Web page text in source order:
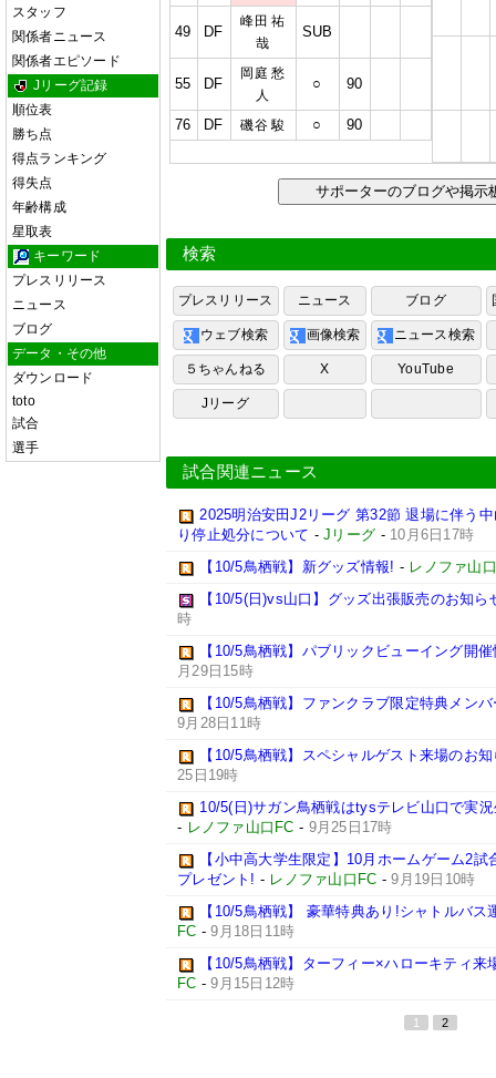
スタッフ
関係者ニュース
関係者エピソード
Jリーグ記録
順位表
勝ち点
得点ランキング
得失点
年齢構成
星取表
キーワード
プレスリリース
ニュース
ブログ
データ・その他
ダウンロード
toto
試合
選手
49 DF
峰田 祐
哉
SUB
55 DF
岡庭 愁
人
○ 90
76 DF 磯谷 駿 ○ 90
サポーターのブログや掲
検索
プレスリリース ニュース ブログ
ウェブ検索 画像検索 ニュース検索
５ちゃんねる X YouTube
Jリーグ
試合関連ニュース
2025明治安田J2リーグ 第32節 退場に伴う
り停止処分について -Jリーグ - 10月6日17時
【10/5鳥栖戦】新グッズ情報! - レノファ山
【10/5(日)vs山口】グッズ出張販売のお知ら
時
【10/5鳥栖戦】パブリックビューイング開
月29日15時
【10/5鳥栖戦】ファンクラブ限定特典メン
9月28日11時
【10/5鳥栖戦】スペシャルゲスト来場のお
25日19時
10/5(日)サガン鳥栖戦はtysテレビ山口で実
- レノファ山口FC - 9月25日17時
【小中高大学生限定】10月ホームゲーム2
プレゼント! - レノファ山口FC -9月19日10時
【10/5鳥栖戦】 豪華特典あり!シャトルバス
FC -9月18日11時
【10/5鳥栖戦】ターフィー×ハローキティ来
FC -9月15日12時
1 2